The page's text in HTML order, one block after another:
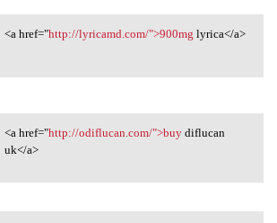
href="http://lyricamd.com/
<a href="http://lyricamd.com/">900mg lyrica</a>
href="http://odiflucan.com
<a href="http://odiflucan.com/">buydiflucan
uk</a>